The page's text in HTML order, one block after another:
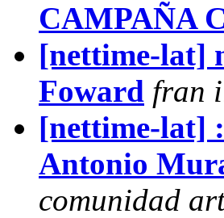
CAMPAÑA
[nettime-lat]
Foward fran
[nettime-lat]
Antonio
comunidad